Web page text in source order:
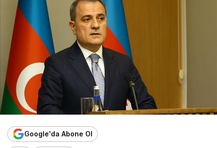
Google'da Abone Ol